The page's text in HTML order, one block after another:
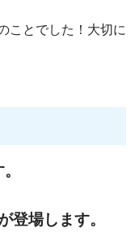
ことでした！大切に
登場します。